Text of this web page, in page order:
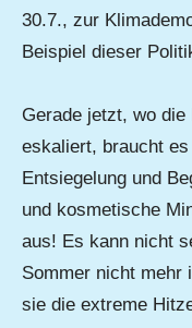
30.7., zur
Beispiel dieser
Gerade jetzt, wo
eskaliert, braucht
Entsiegelung und
und kosmetische
aus! Es kann nicht
Sommer nicht mehr
sie die extreme